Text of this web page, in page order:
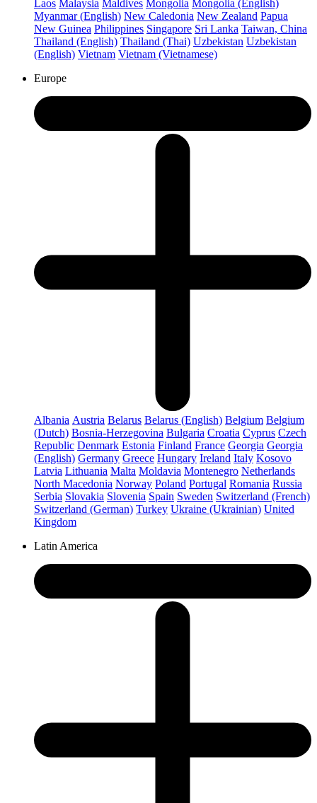
Laos Malaysia Maldives Mongolia Mongolia (English)
Myanmar (English) New Caledonia New Zealand Papua
New Guinea Philippines Singapore Sri Lanka Taiwan, China
Thailand (English) Thailand (Thai) Uzbekistan Uzbekistan
(English) Vietnam Vietnam (Vietnamese)
Europe
Albania Austria Belarus Belarus (English) Belgium Belgium
(Dutch) Bosnia-Herzegovina Bulgaria Croatia Cyprus Czech
Republic Denmark Estonia Finland France Georgia Georgia
(English) Germany Greece Hungary Ireland Italy Kosovo
Latvia Lithuania Malta Moldavia Montenegro Netherlands
North Macedonia Norway Poland Portugal Romania Russia
Serbia Slovakia Slovenia Spain Sweden Switzerland (French)
Switzerland (German) Turkey Ukraine (Ukrainian) United
Kingdom
Latin America